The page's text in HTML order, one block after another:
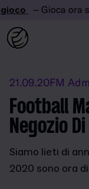
– Gioca ora
21.09.20FM
Football
Negozio
Siamo lieti di
2020 sono ora